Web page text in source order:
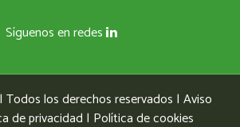
Síguenos en redes
los derechos reservados | Aviso
de privacidad | Política de cookies